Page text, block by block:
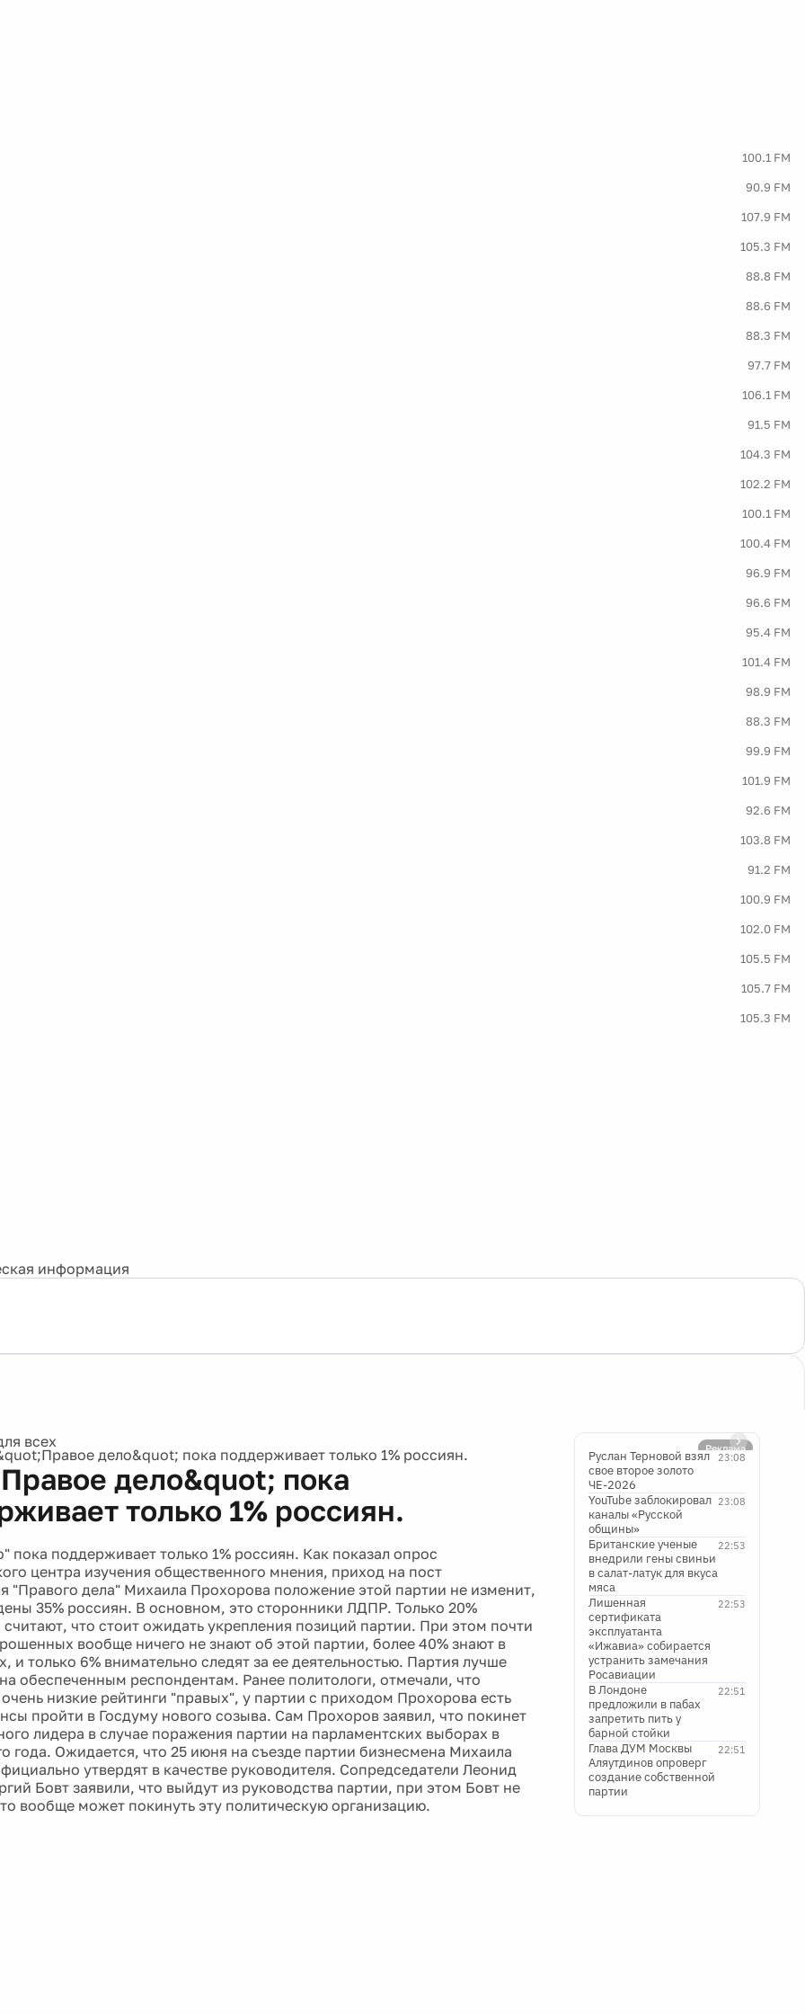
100.1 FM
90.9 FM
107.9 FM
105.3 FM
88.8 FM
88.6 FM
88.3 FM
97.7 FM
106.1 FM
91.5 FM
104.3 FM
102.2 FM
100.1 FM
100.4 FM
96.9 FM
96.6 FM
95.4 FM
101.4 FM
98.9 FM
88.3 FM
99.9 FM
101.9 FM
92.6 FM
103.8 FM
91.2 FM
100.9 FM
102.0 FM
105.5 FM
105.7 FM
105.3 FM
информация
Реклама
дело&quot; пока поддерживает только 1% россиян.
дело&quot; пока
только 1% россиян.
пока поддерживает только 1% россиян. Как показал опрос
центра изучения общественного мнения, приход на пост
"Правого дела" Михаила Прохорова положение этой партии не изменит,
35% россиян. В основном, это сторонники ЛДПР. Только 20%
что стоит ожидать укрепления позиций партии. При этом почти
вообще ничего не знают об этой партии, более 40% знают в
и только 6% внимательно следят за ее деятельностью. Партия лучше
обеспеченным респондентам. Ранее политологи, отмечали, что
низкие рейтинги "правых", у партии с приходом Прохорова есть
пройти в Госдуму нового созыва. Сам Прохоров заявил, что покинет
лидера в случае поражения партии на парламентских выборах в
года. Ожидается, что 25 июня на съезде партии бизнесмена Михаила
утвердят в качестве руководителя. Сопредседатели Леонид
Бовт заявили, что выйдут из руководства партии, при этом Бовт не
вообще может покинуть эту политическую организацию.
23:08
Руслан Терновой взял
свое второе золото
ЧЕ-2026
23:08
YouTube заблокировал
каналы «Русской
общины»
22:53
Британские ученые
внедрили гены свиньи
в салат-латук для вкуса
мяса
22:53
Лишенная
сертификата
эксплуатанта
«Ижавиа» собирается
устранить замечания
Росавиации
22:51
В Лондоне
предложили в пабах
запретить пить у
барной стойки
22:51
Глава ДУМ Москвы
Аляутдинов опроверг
создание собственной
партии